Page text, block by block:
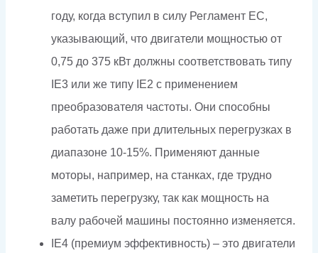
году, когда вступил в силу Регламент ЕС,
указывающий, что двигатели мощностью от
0,75 до 375 кВт должны соответствовать типу
IE3 или же типу IE2 с применением
преобразователя частоты. Они способны
работать даже при длительных перегрузках в
диапазоне 10-15%. Применяют данные
моторы, например, на станках, где трудно
заметить перегрузку, так как мощность на
валу рабочей машины постоянно изменяется.
IE4 (премиум эффективность) – это двигатели